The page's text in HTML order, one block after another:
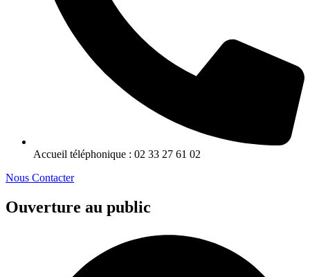
Accueil téléphonique : 02 33 27 61 02
Nous Contacter
Ouverture au public